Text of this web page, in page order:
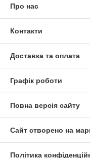
Про нас
Контакти
Доставка та оплата
Графік роботи
Повна версія сайту
Сайт створено на
Політика